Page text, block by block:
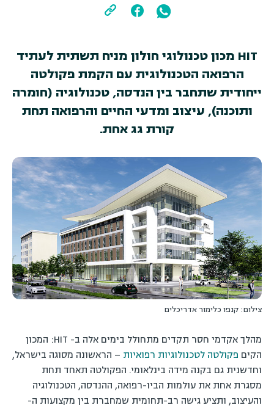
HIT מכון טכנולוגי חולון מניח תשתית לעתיד
הרפואה הטכנולוגית עם הקמת פקולטה
ייחודית שתחבר בין הנדסה, טכנולוגיה (חומרה
ותוכנה), עיצוב ומדעי החיים והרפואה תחת
קורת גג אחת.
צילום: קנפו כלימור אדריכלים
מהלך אקדמי חסר תקדים מתחולל בימים אלה ב- HIT: המכון
הקים פקולטה לטכנולוגיות רפואיות – הראשונה מסוגה בישראל,
וחדשנית גם בקנה מידה בינלאומי. הפקולטה תאחד תחת
מסגרת אחת את עולמות הביו-רפואה, ההנדסה, הטכנולוגיה
והעיצוב, ותציע גישה רב-תחומית שמחברת בין מקצועות ה-